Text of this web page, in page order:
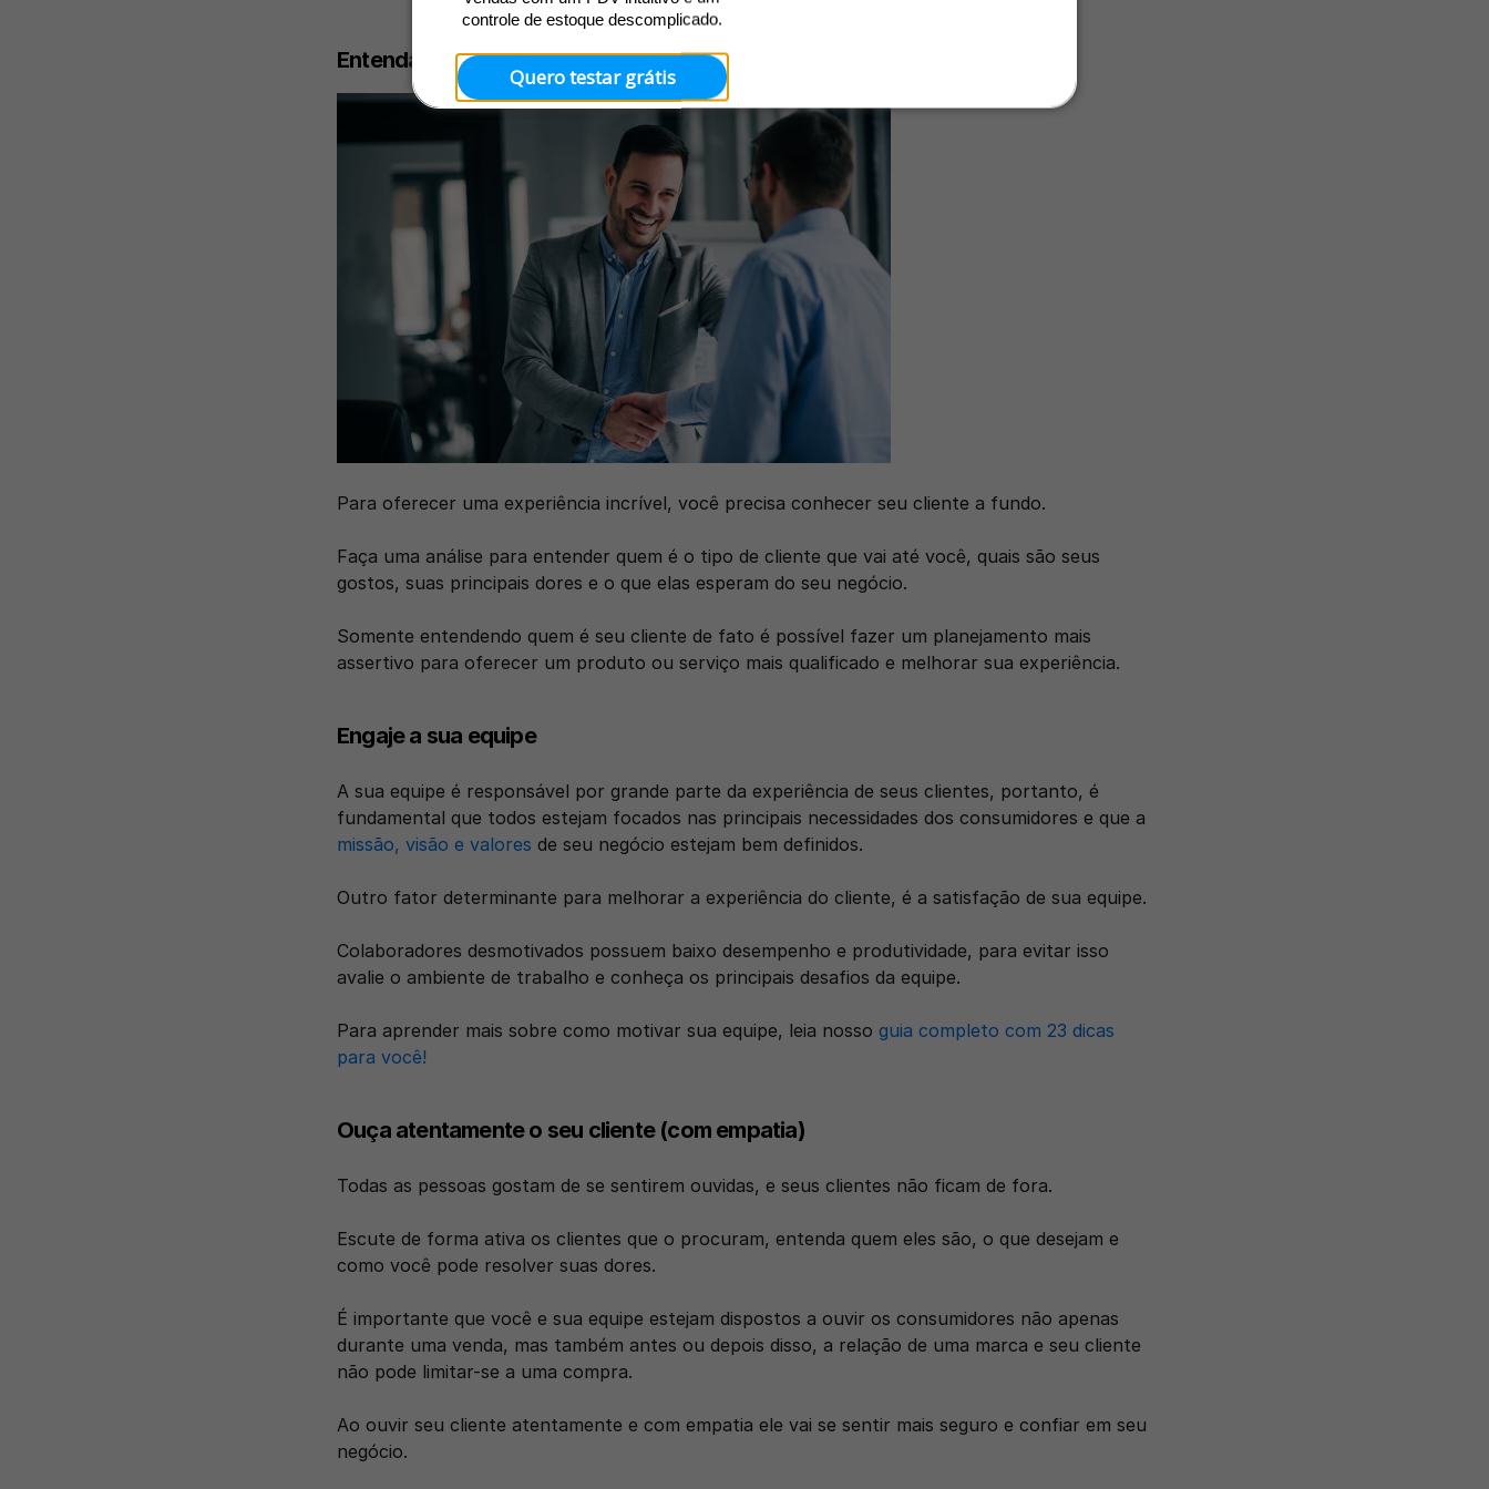
controle de estoque descomplicado.
Quero testar grátis
Entenda quem é o seu cliente
Para oferecer uma experiência incrível, você precisa conhecer seu cliente a fundo.
Faça uma análise para entender quem é o tipo de cliente que vai até você, quais são seus
gostos, suas principais dores e o que elas esperam do seu negócio.
Somente entendendo quem é seu cliente de fato é possível fazer um planejamento mais
assertivo para oferecer um produto ou serviço mais qualificado e melhorar sua experiência.
Engaje a sua equipe
A sua equipe é responsável por grande parte da experiência de seus clientes, portanto, é
missão, visão e valores de seu negócio estejam bem definidos.
Outro fator determinante para melhorar a experiência do cliente, é a satisfação de sua equipe.
Colaboradores desmotivados possuem baixo desempenho e produtividade, para evitar isso
avalie o ambiente de trabalho e conheça os principais desafios da equipe.
Para aprender mais sobre como motivar sua equipe, leia nosso guia completo com 23 dicas
para você!
Ouça atentamente o seu cliente (com empatia)
Todas as pessoas gostam de se sentirem ouvidas, e seus clientes não ficam de fora.
Escute de forma ativa os clientes que o procuram, entenda quem eles são, o que desejam e
como você pode resolver suas dores.
É importante que você e sua equipe estejam dispostos a ouvir os consumidores não apenas
durante uma venda, mas também antes ou depois disso, a relação de uma marca e seu cliente
não pode limitar-se a uma compra.
Ao ouvir seu cliente atentamente e com empatia ele vai se sentir mais seguro e confiar em seu
negócio.